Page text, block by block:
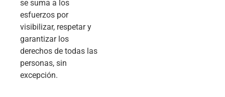
se suma a los
esfuerzos por
visibilizar, respetar y
garantizar los
derechos de todas las
personas, sin
excepción.